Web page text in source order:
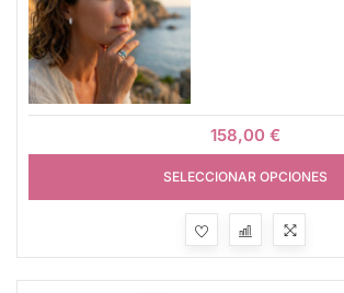
158,00 €
SELECCIONAR OPCIONES